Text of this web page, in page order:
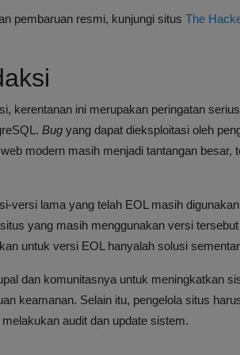
pembaruan resmi, kunjungi situs The
kerentanan ini merupakan peringatan
Bug yang dapat dieksploitasi oleh
modern masih menjadi tantangan
versi lama yang telah EOL masih
yang masih menggunakan versi
untuk versi EOL hanyalah solusi
dan komunitasnya untuk meningkatkan
keamanan. Selain itu, pengelola situs
audit dan update sistem.